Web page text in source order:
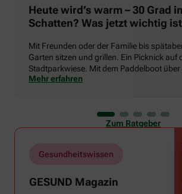
Heute wird’s warm – 30 Grad
Schatten? Was jetzt wichtig
Mit Freunden oder der Familie bis
Garten sitzen und grillen. Ein Picknick auf
Stadtparkwiese. Mit dem Paddelboot über
See gleiten oder eine Radtour durch die
er uns auch ganz schön zu schaffen. Wenn
Temperaturen tagsüber auf mehr als 30
erfrischenden Regenschauer und
Mehr erfahren
Zum Ratgeber
Gesundheitswissen
GESUND Magazin